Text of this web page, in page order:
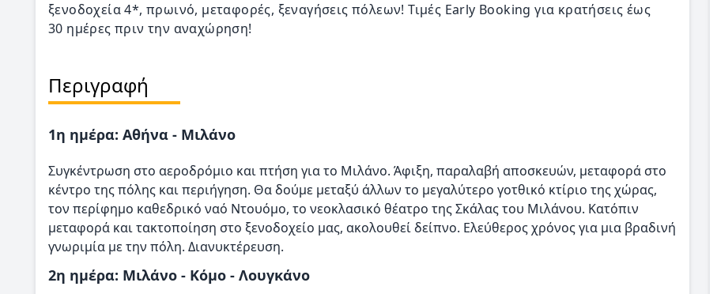
ξενοδοχεία 4*, πρωινό, μεταφορές, ξεναγήσεις πόλεων! Τιμές Early Booking για κρατήσεις έως
30 ημέρες πριν την αναχώρηση!
Περιγραφή
1η ημέρα: Αθήνα - Μιλάνο
Συγκέντρωση στο αεροδρόμιο και πτήση για το Μιλάνο. Άφιξη, παραλαβή αποσκευών, μεταφορά στο
κέντρο της πόλης και περιήγηση. Θα δούμε μεταξύ άλλων το μεγαλύτερο γοτθικό κτίριο της χώρας,
τον περίφημο καθεδρικό ναό Ντουόμο, το νεοκλασικό θέατρο της Σκάλας του Μιλάνου. Κατόπιν
μεταφορά και τακτοποίηση στο ξενοδοχείο μας, ακολουθεί δείπνο. Ελεύθερος χρόνος για μια βραδινή
γνωριμία με την πόλη. Διανυκτέρευση.
2η ημέρα: Μιλάνο - Κόμο - Λουγκάνο